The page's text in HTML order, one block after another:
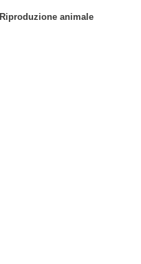
Riproduzione animale